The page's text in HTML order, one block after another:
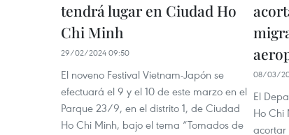
tendrá lugar en Ciudad Ho
Chi Minh
29/02/2024 09:50
El noveno Festival Vietnam-Japón se
efectuará el 9 y el 10 de este marzo en el
Parque 23/9, en el distrito 1, de Ciudad
Ho Chi Minh, bajo el tema “Tomados de
08/03/
El
Ho Chi
acortar